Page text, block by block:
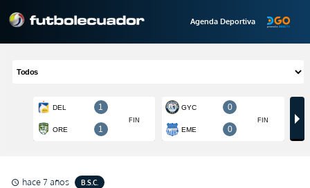
Agenda Deportiva
schedule hace 7 años B.S.C.